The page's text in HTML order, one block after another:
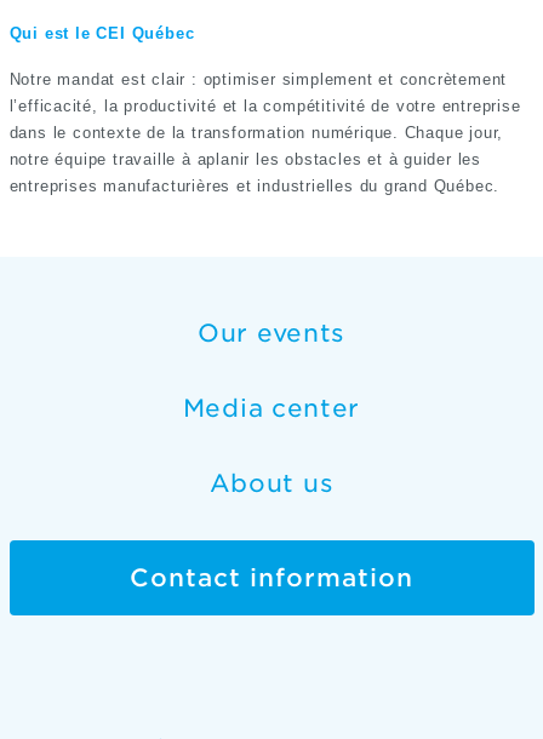
Qui est le CEI Québec
Notre mandat est clair : optimiser simplement et concrètement
l’efficacité, la productivité et la compétitivité de votre entreprise
dans le contexte de la transformation numérique. Chaque jour,
notre équipe travaille à aplanir les obstacles et à guider les
entreprises manufacturières et industrielles du grand Québec.
Our events
Media center
About us
Contact information